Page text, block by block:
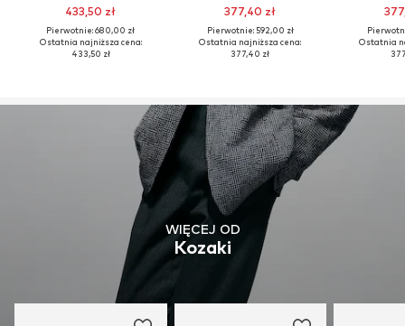
433,50 zł
Pierwotnie: 680,00 zł
Ostatnia najniższa cena:
433,50 zł
377,40 zł
Pierwotnie: 592,00 zł
Ostatnia najniższa cena:
377,40 zł
Ostatnia
WIĘCEJ OD
Kozaki